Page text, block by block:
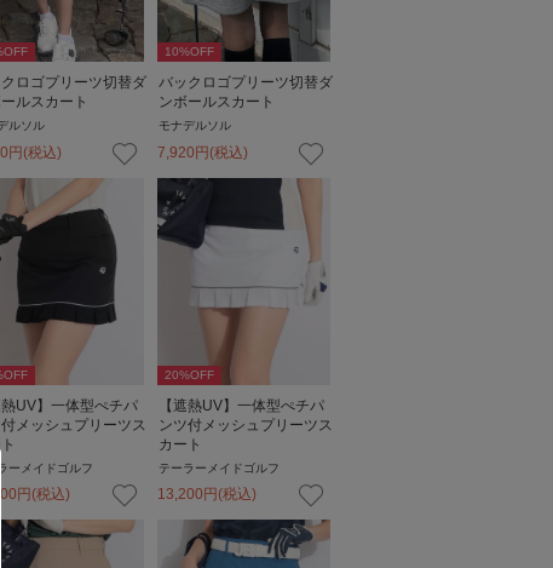
ロゴプリーツ切替ダ
ルスカート
ルソル
円(税込)
10%OFF
バックロゴプリーツ切替ダ
ンボールスカート
モナデルソル
7,920円(税込)
熱UV】一体型ぺチパ
メッシュプリーツス
ーメイドゴルフ
円 (税込)
20%OFF
【遮熱UV】一体型ぺチパ
ンツ付メッシュプリーツス
カート
テーラーメイドゴルフ
13,200 円 (税込)